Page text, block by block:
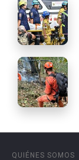
QUIÉNES SOMOS